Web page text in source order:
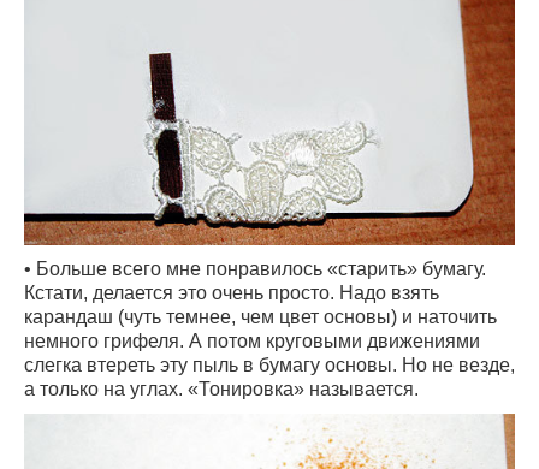
• Больше всего мне понравилось «старить» бумагу.
Кстати, делается это очень просто. Надо взять
карандаш (чуть темнее, чем цвет основы) и наточить
немного грифеля. А потом круговыми движениями
слегка втереть эту пыль в бумагу основы. Но не везде,
а только на углах. «Тонировка» называется.